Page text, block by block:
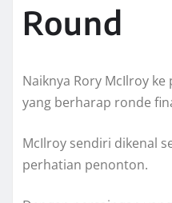
Round
Naiknya Rory McIlroy
yang berharap ronde
McIlroy sendiri dikenal
perhatian penonton.